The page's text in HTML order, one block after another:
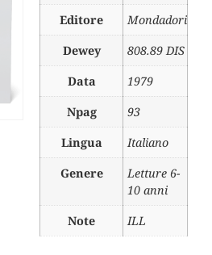
Editore
Mondadori
Dewey
808.89 DIS
Data
1979
Npag
93
Lingua
Italiano
Genere
Letture 6-
10 anni
Note
ILL